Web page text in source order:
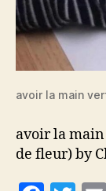
avoir la main
avoir la
de fleur) by